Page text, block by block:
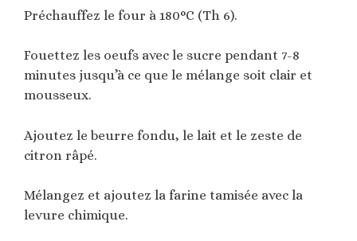
Préchauffez le four à 180°C (Th 6).
Fouettez les oeufs avec le sucre pendant 7-8
minutes jusqu’à ce que le mélange soit clair et
mousseux.
Ajoutez le beurre fondu, le lait et le zeste de
citron râpé.
Mélangez et ajoutez la farine tamisée avec la
levure chimique.